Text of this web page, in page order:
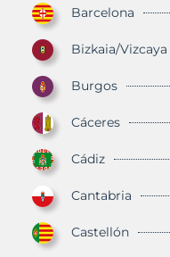
Barcelona
Bizkaia/Vizcaya
Burgos
Cáceres
Cádiz
Cantabria
Castellón